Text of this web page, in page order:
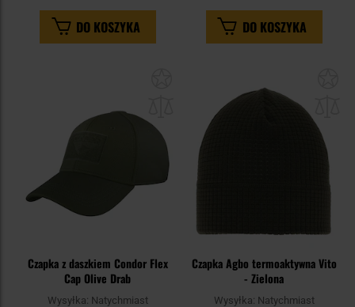
DO KOSZYKA DO KOSZYKA
schowka
Czapka z daszkiem Condor Flex
Cap Olive Drab
Wysyłka: Natychmiast
Czapka Agbo termoaktywna Vito
- Zielona
Wysyłka: Natychmiast